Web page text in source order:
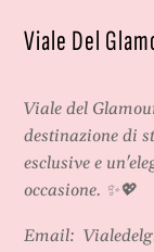
Viale Del
Viale del
destinazione di
esclusive e
occasione. ✨💖
Email: